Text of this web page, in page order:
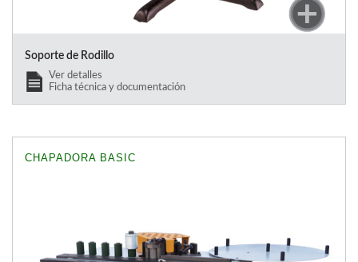
Soporte de Rodillo
Ver detalles
Ficha técnica y documentación
CHAPADORA BASIC